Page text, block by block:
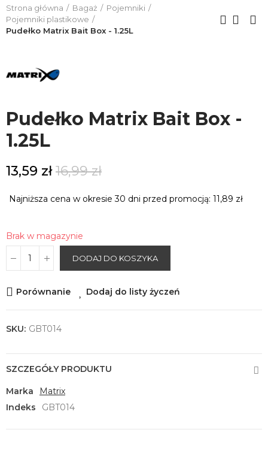
Strona główna Bagaż
Pojemniki
Pojemniki plastikowe
Pudełko Matrix Bait Box - 1.25L
Pudełko Matrix Bait Box -
1.25L
13,59 zł16,99 zł
Najniższa cena w okresie 30 dni przed promocją: 11,89 zł
Brak w magazynie
DODAJ DO KOSZYKA
Porównanie Dodaj do listy życzeń
SKU: GBT014
SZCZEGÓŁY PRODUKTU
Marka
Matrix
Indeks
GBT014